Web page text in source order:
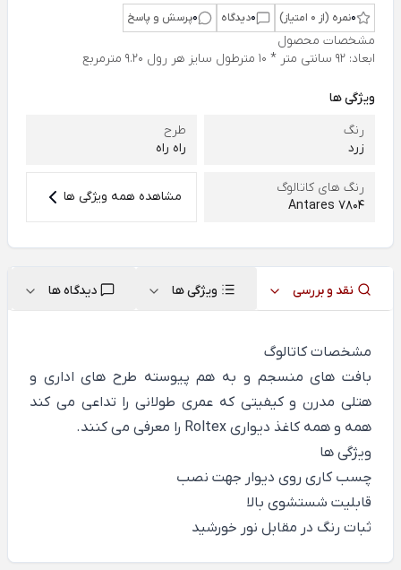
0نمره (از 0 امتیاز) 0دیدگاه 0پرسش و پاسخ
مشخصات محصول
ابعاد: 92 سانتی متر * 10 مترطول سایز هر رول 9.20 مترمربع
ویژگی ها
رنگ
زرد
طرح
راه راه
رنگ های کاتالوگ
Antares 7804
مشاهده همه ویژگی ها
نقد و بررسی ویژگی ها دیدگاه ها
مشخصات کاتالوگ
بافت های منسجم و به هم پیوسته طرح های اداری و
هتلی مدرن و کیفیتی که عمری طولانی را تداعی می کند
همه و همه کاغذ دیواری Roltex را معرفی می کنند.
ویژگی ها
چسب کاری روی دیوار جهت نصب
قابلیت شستشوی بالا
ثبات رنگ در مقابل نور خورشید